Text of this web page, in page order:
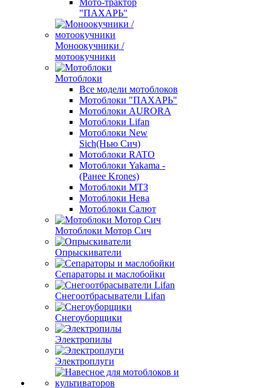
Мото-трактор
"ПАХАРЬ"
Моноокучники /
мотоокучники
Мотоблоки
Все модели мотоблоков
Мотоблоки "ПАХАРЬ"
Мотоблоки AURORA
Мотоблоки Lifan
Мотоблоки New
Sich(Нью Сич)
Мотоблоки RATO
Мотоблоки Yakama -
(Ранее Krones)
Мотоблоки МТЗ
Мотоблоки Нева
Мотоблоки Салют
Мотоблоки Мотор Сич
Опрыскиватели
Сепараторы и маслобойки
Снегоотбрасыватели Lifan
Снегоуборщики
Электропилы
Электроплуги